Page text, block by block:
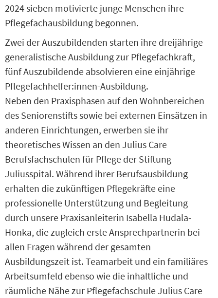
2024 sieben motivierte junge Menschen ihre
Pflegefachausbildung begonnen.
Zwei der Auszubildenden starten ihre dreijährige
generalistische Ausbildung zur Pflegefachkraft,
fünf Auszubildende absolvieren eine einjährige
Pflegefachhelfer:innen-Ausbildung.
Neben den Praxisphasen auf den Wohnbereichen
des Seniorenstifts sowie bei externen Einsätzen in
anderen Einrichtungen, erwerben sie ihr
theoretisches Wissen an den Julius Care
Berufsfachschulen für Pflege der Stiftung
Juliusspital. Während ihrer Berufsausbildung
erhalten die zukünftigen Pflegekräfte eine
professionelle Unterstützung und Begleitung
durch unsere Praxisanleiterin Isabella Hudala-
Honka, die zugleich erste Ansprechpartnerin bei
allen Fragen während der gesamten
Ausbildungszeit ist. Teamarbeit und ein familiäres
Arbeitsumfeld ebenso wie die inhaltliche und
räumliche Nähe zur Pflegefachschule Julius Care